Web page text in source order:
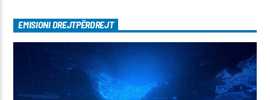
EMISIONI DREJTPËRDREJT